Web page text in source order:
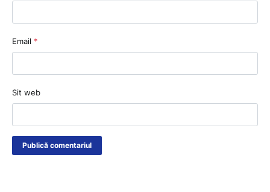
Email *
Sit web